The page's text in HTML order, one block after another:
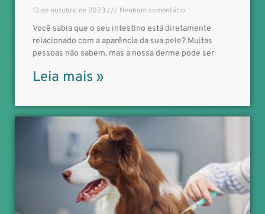
13 de outubro de 2023 Nenhum comentário
Você sabia que o seu intestino está diretamente
relacionado com a aparência da sua pele? Muitas
pessoas não sabem, mas a nossa derme pode ser
Leia mais »